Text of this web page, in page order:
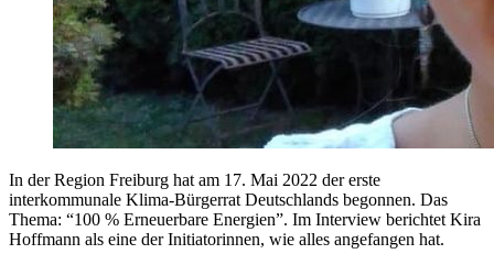
In der Region Freiburg hat am 17. Mai 2022 der erste
interkommunale Klima-Bürgerrat Deutschlands begonnen. Das
Thema: “100 % Erneuerbare Energien”. Im Interview berichtet Kira
Hoffmann als eine der Initiatorinnen, wie alles angefangen hat.